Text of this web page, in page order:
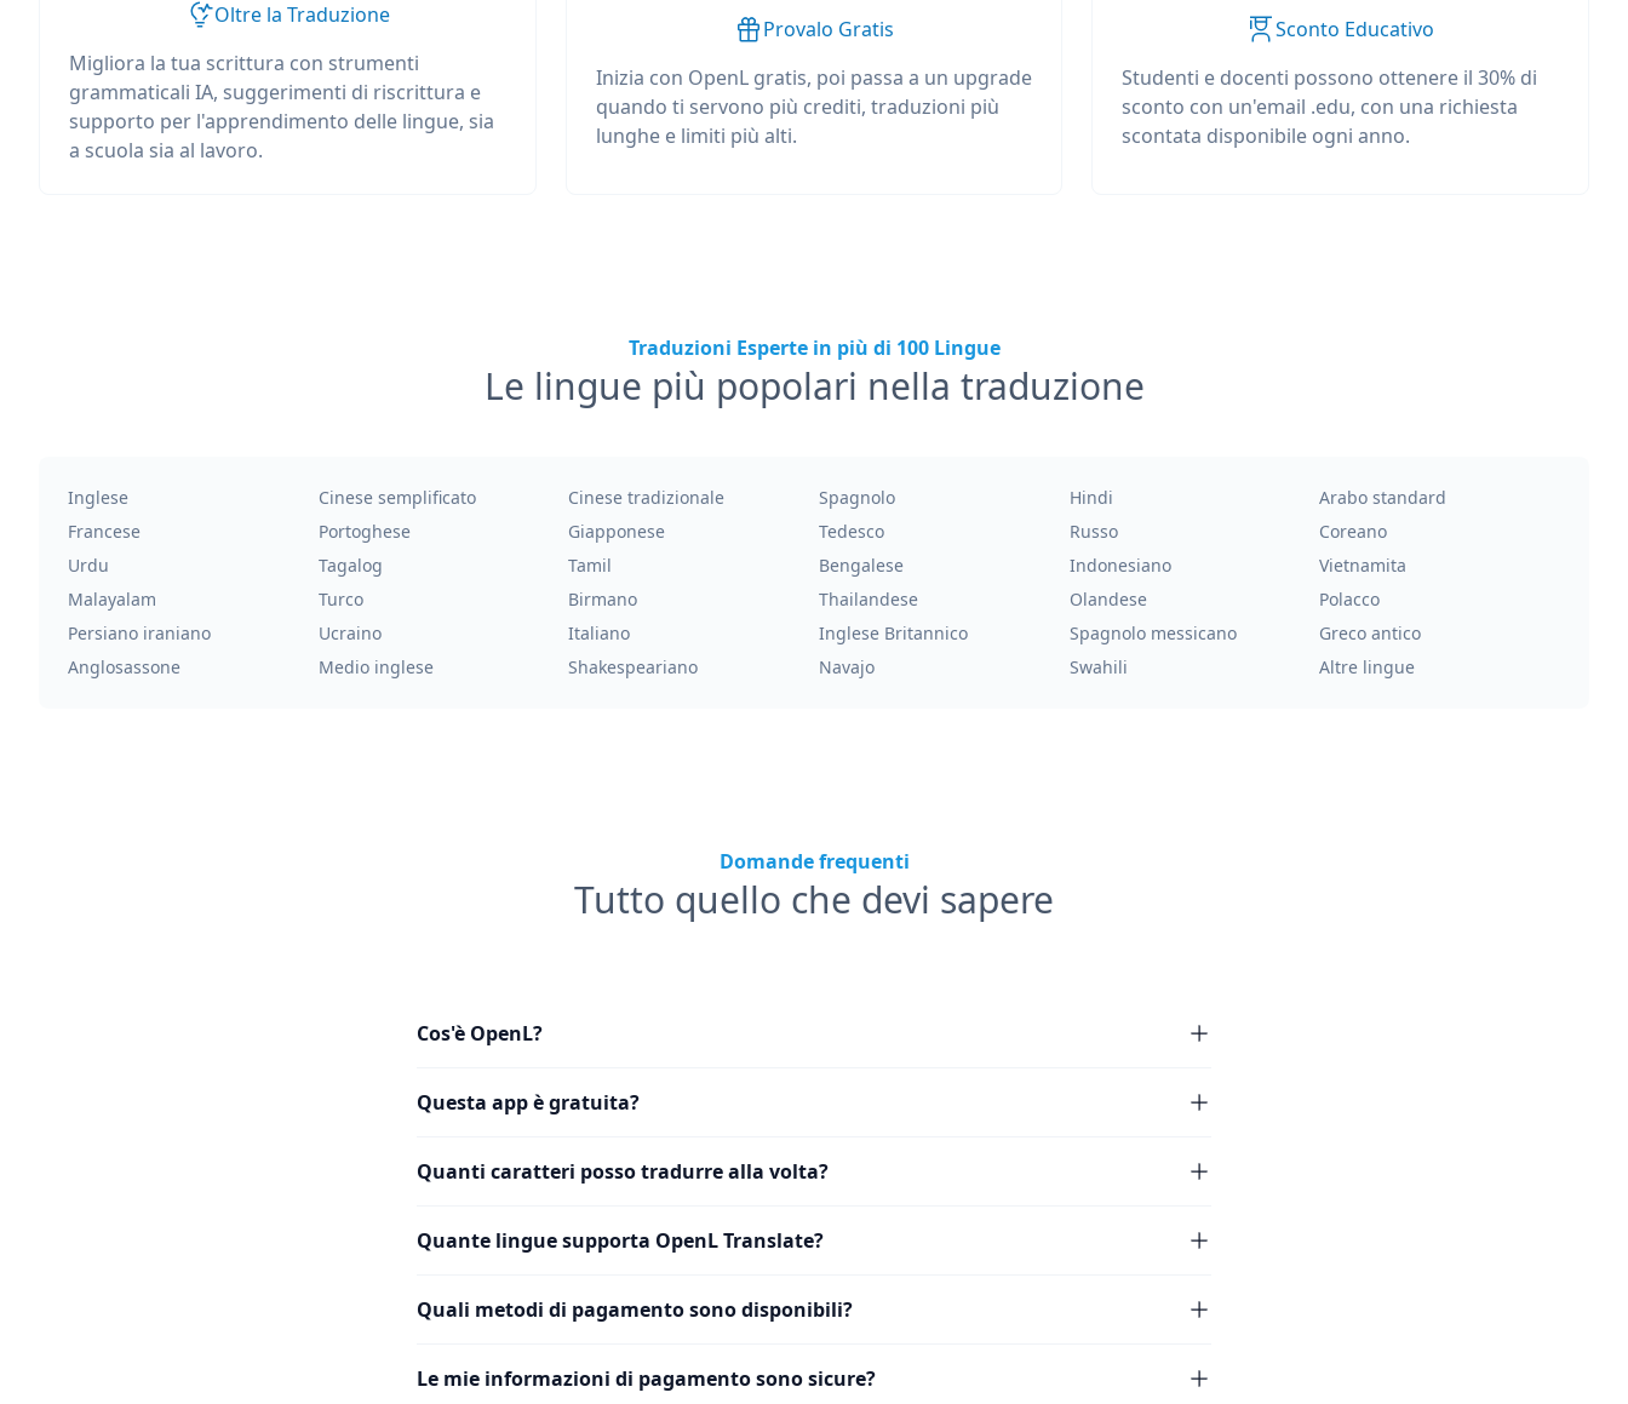
Oltre la Traduzione
Migliora la tua scrittura con strumenti
grammaticali IA, suggerimenti di riscrittura e
supporto per l'apprendimento delle lingue, sia
a scuola sia al lavoro.
Provalo Gratis
Inizia con OpenL gratis, poi passa a un upgrade
quando ti servono più crediti, traduzioni più
lunghe e limiti più alti.
Sconto Educativo
Studenti e docenti possono ottenere il 30% di
sconto con un'email .edu, con una richiesta
scontata disponibile ogni anno.
Traduzioni Esperte in più di 100 Lingue
Le lingue più popolari nella traduzione
Inglese Cinese semplificato Cinese tradizionale Spagnolo Hindi
Arabo standard
Francese
Portoghese Giapponese Tedesco Russo
Coreano
Urdu
Tagalog Tamil Bengalese Indonesiano
Vietnamita
Malayalam
Turco Birmano Thailandese Olandese
Polacco
Persiano iraniano
Ucraino Italiano Inglese Britannico Spagnolo messicano
Greco antico
Anglosassone
Medio inglese Shakespeariano Navajo Swahili Altre lingue
Domande frequenti
Tutto quello che devi sapere
Cos'è OpenL?
Questa app è gratuita?
Quanti caratteri posso tradurre alla volta?
Quante lingue supporta OpenL Translate?
Quali metodi di pagamento sono disponibili?
Le mie informazioni di pagamento sono sicure?